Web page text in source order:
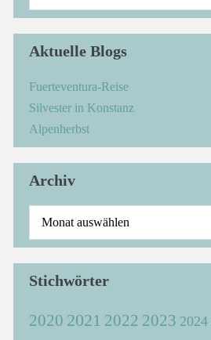
Aktuelle Blogs
Fuerteventura-Reise
Silvester in Konstanz
Alpenherbst
Archiv
Stichwörter
2020 2021 2022 2023 2024